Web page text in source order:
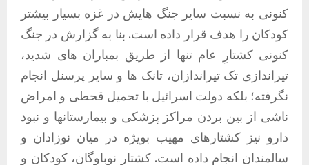
کنونی به نسبت سایر جنگ هایش در غزه بسیار بیشتر
کودکان را هدف قرار داده است. بنا به گزارش در جنگ
کنونی کشتارِ عام تنها از طریق بمباران های شدید،
تیراندازی تک تیراندازان، تانک ها و سایر پرسنل انجام
نگرفته؛ بلکه دولت اسرائیل با تحمیل قحطی و امراض
ناشی از بین بردن مراکز پزشکی و بیمارستانها و نبود
دارو نیز کشتارهای مهیب بویژه در میان نوزادان و
سالمندان انجام داده است. کشتار نوباوگان، کودکان و